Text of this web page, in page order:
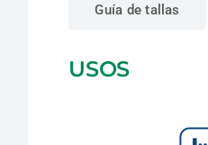
Guía de tallas
USOS